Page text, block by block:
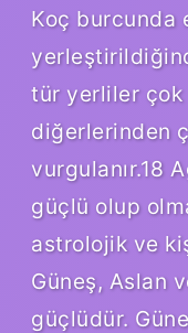
Koç burcunda
tür yerliler çok
diğerlerinden
vurgulanır.18
güçlü olup
astrolojik ve
Güneş, Aslan
güçlüdür.